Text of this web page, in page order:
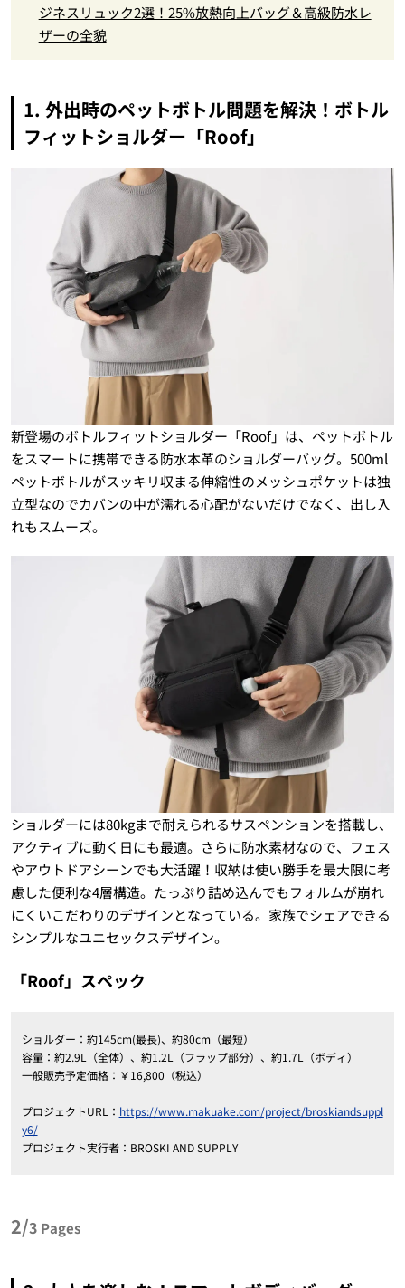
ジネスリュック2選！25%放熱向上バッグ＆高級防水レ
ザーの全貌
1. 外出時のペットボトル問題を解決！ボトル
フィットショルダー「Roof」
新登場のボトルフィットショルダー「Roof」は、ペットボトル
をスマートに携帯できる防水本革のショルダーバッグ。500ml
ペットボトルがスッキリ収まる伸縮性のメッシュポケットは独
立型なのでカバンの中が濡れる心配がないだけでなく、出し入
れもスムーズ。
ショルダーには80kgまで耐えられるサスペンションを搭載し、
アクティブに動く日にも最適。さらに防水素材なので、フェス
やアウトドアシーンでも大活躍！収納は使い勝手を最大限に考
慮した便利な4層構造。たっぷり詰め込んでもフォルムが崩れ
にくいこだわりのデザインとなっている。家族でシェアできる
シンプルなユニセックスデザイン。
「Roof」スペック
ショルダー：約145cm(最長)、約80cm（最短）
容量：約2.9L（全体）、約1.2L（フラップ部分）、約1.7L（ボディ）
一般販売予定価格：￥16,800（税込）
プロジェクトURL： https://www.makuake.com/project/broskiandsuppl
y6/
プロジェクト実行者：BROSKI AND SUPPLY
2/3 Pages